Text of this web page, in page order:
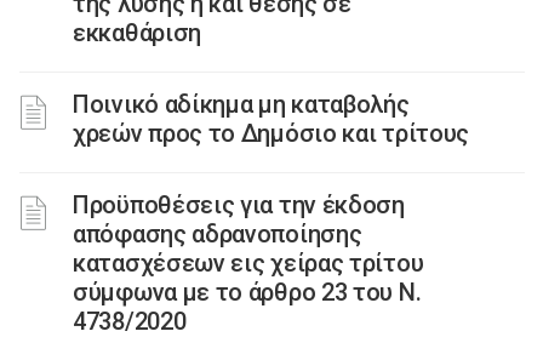
εκκαθάριση
Ποινικό αδίκημα μη καταβολής
χρεών προς το Δημόσιο και τρίτους
Προϋποθέσεις για την έκδοση
απόφασης αδρανοποίησης
κατασχέσεων εις χείρας τρίτου
σύμφωνα με το άρθρο 23 του Ν.
4738/2020